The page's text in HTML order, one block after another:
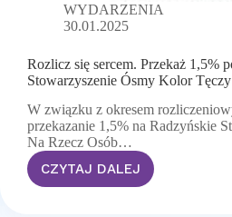
WYDARZENIA
30.01.2025
Rozlicz się sercem. Przekaż 1,5%
Stowarzyszenie Ósmy Kolor Tęczy
W związku z okresem
przekazanie 1,5% na Radzyńskie
Na Rzecz Osób…
CZYTAJ DALEJ
Rozlicz
się